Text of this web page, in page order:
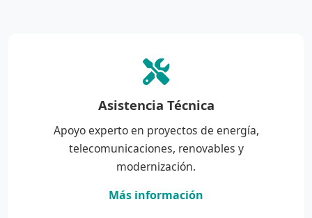
Asistencia Técnica
Apoyo experto en proyectos de energía,
telecomunicaciones, renovables y
modernización.
Más información